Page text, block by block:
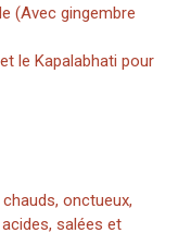
(Avec gingembre
le Kapalabhati pour
onctueux,
salées et